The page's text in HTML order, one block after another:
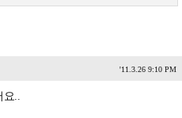
'11.3.26 9:10 PM
요..